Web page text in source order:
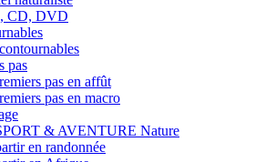
CD, DVD
pas
pas en affût
pas en macro
& AVENTURE Nature
en randonnée